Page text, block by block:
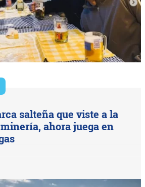
salteña que viste a la
ahora juega en